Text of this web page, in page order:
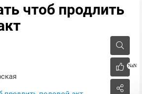
чтоб продлить
NaN